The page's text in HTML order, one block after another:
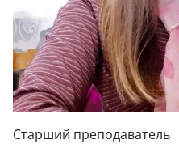
Старший преподаватель